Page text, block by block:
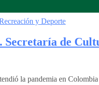
de
la pandemia en